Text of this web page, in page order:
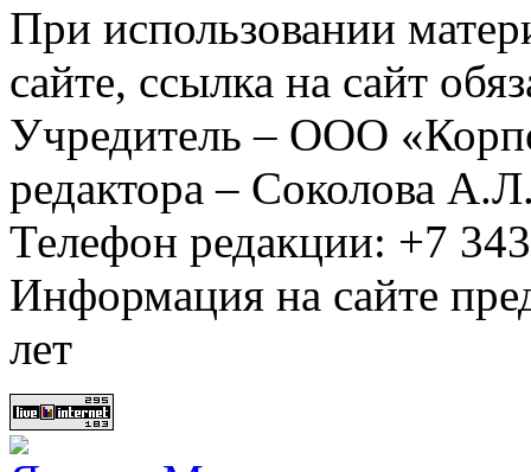
При использовании
сайте, ссылка на сайт
Учредитель – ООО
редактора – Соколова
Телефон редакции: +7
Информация на сайте
лет